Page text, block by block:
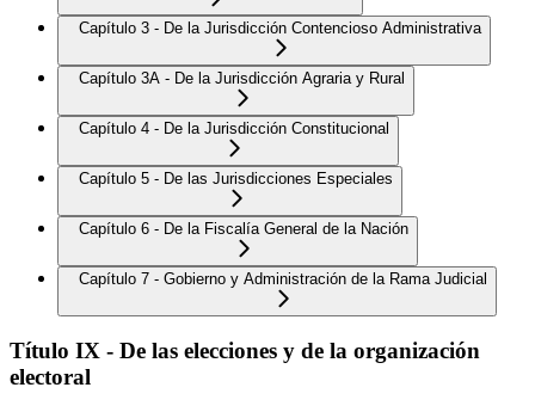
Capítulo 3 - De la Jurisdicción Contencioso Administrativa
Capítulo 3A - De la Jurisdicción Agraria y Rural
Capítulo 4 - De la Jurisdicción Constitucional
Capítulo 5 - De las Jurisdicciones Especiales
Capítulo 6 - De la Fiscalía General de la Nación
Capítulo 7 - Gobierno y Administración de la Rama Judicial
Título IX - De las elecciones y de la organización
electoral